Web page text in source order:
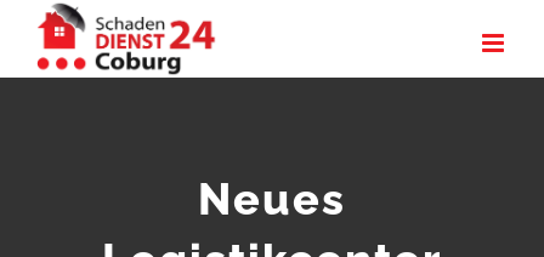
Inhalt
Neues